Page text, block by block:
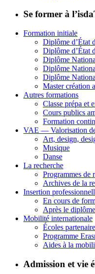
Se former à
Formation initiale
Diplôme d’État
Diplôme d’État
Diplôme
Diplôme
Diplôme
Master création
Autres formations
Classe prépa et
Cours publics
Formation
VAE — Valorisation
Art, design,
Musique
Danse
La recherche
Programmes de
Archives de la
Insertion
En cours de
Après le diplôme
Mobilité internationale
Écoles
Programme
Aides à la
Admission et vie